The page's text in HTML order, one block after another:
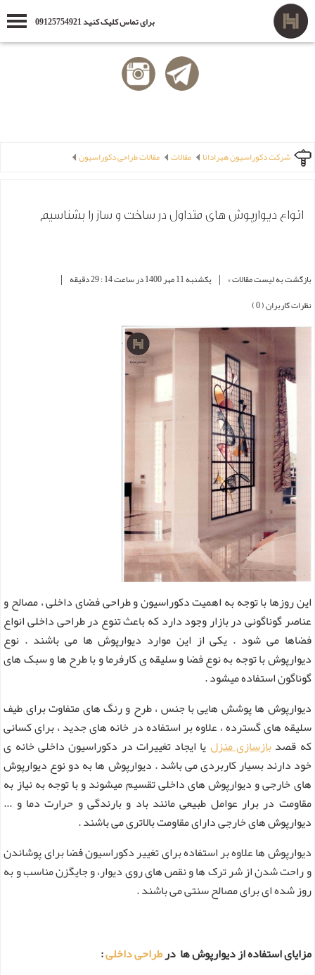
برای تماس کلیک کنید 09125754921
شرکت دکوراسیون هیرادانا مقالات مقالات طراحی دکوراسیون
انواع دیوارپوش های متداول در ساخت و ساز را بشناسیم
بازگشت به لیست مقالات » | یکشنبه 11 مهر 1400 در ساعت 14 : 29 دقیقه |
نظرات کاربران ( 0 )
این روزها با توجه به اهمیت دکوراسیون و طراحی فضای داخلی ، مصالح و
عناصر گوناگونی در بازار وجود دارد که باعث تنوع در طراحی داخلی انواع
فضاها می شود . یکی از این موارد دیوارپوش ها می باشند . نوع
دیوارپوش با توجه به نوع فضا و سلیقه ی کارفرما و با طرح ها و سبک های
گوناگون استفاده میشود .
دیوارپوش ها پوشش هایی با جنس ، طرح و رنگ های متفاوت برای طیف
سلیقه های گسترده ، علاوه بر استفاده در خانه های جدید ، برای کسانی
که قصدبازسازی منزل یا ایجاد تغییرات در دکوراسیون داخلی خانه ی
خود دارند بسیار کاربردی می باشد . دیوارپوش ها به دو نوع دیوارپوش
های خارجی و دیوارپوش های داخلی تقسیم میشوند و با توجه به نیاز به
مقاومت در برار عوامل طبیعی مانند باد و بارندگی و حرارت دما و ...
دیوارپوش های خارجی دارای مقاومت بالاتری می باشند .
دیوارپوش ها علاوه بر استفاده برای تغییر دکوراسیون فضا برای پوشاندن
و راحت شدن از شر ترک ها و نقص های روی دیوار، و جایگزن مناسب و به
روز شده ای برای مصالح سنتی می باشند .
مزایای استفاده از دیوارپوش ها درطراحی داخلی: